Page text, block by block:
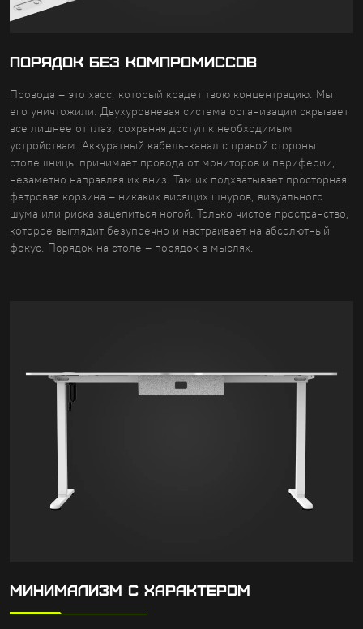
ПОРЯДОК БЕЗ КОМПРОМИССОВ
Провода – это хаос, который крадет твою концентрацию. Мы
его уничтожили. Двухуровневая система организации скрывает
все лишнее от глаз, сохраняя доступ к необходимым
устройствам. Аккуратный кабель-канал с правой стороны
столешницы принимает провода от мониторов и периферии,
незаметно направляя их вниз. Там их подхватывает просторная
фетровая корзина – никаких висящих шнуров, визуального
шума или риска зацепиться ногой. Только чистое пространство,
которое выглядит безупречно и настраивает на абсолютный
фокус. Порядок на столе – порядок в мыслях.
МИНИМАЛИЗМ С ХАРАКТЕРОМ